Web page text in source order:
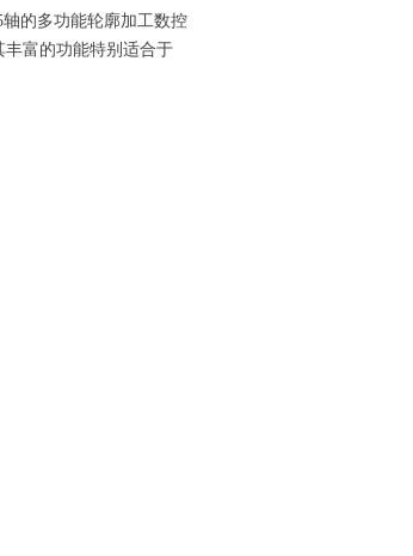
的多功能轮廓加工数控
富的功能特别适合于